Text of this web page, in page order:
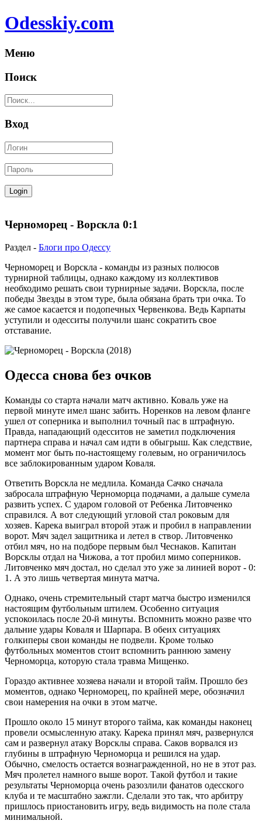
Odesskiy.com
Меню
Поиск
Вход
Черноморец - Ворскла 0:1
Раздел - Блоги про Одессу
Черноморец и Ворскла - команды из разных полюсов
турнирной таблицы, однако каждому из коллективов
необходимо решать свои турнирные задачи. Ворскла, после
победы Звезды в этом туре, была обязана брать три очка. То
же самое касается и подопечных Червенкова. Ведь Карпаты
уступили и одесситы получили шанс сократить свое
отставание.
Одесса снова без очков
Команды со старта начали матч активно. Коваль уже на
первой минуте имел шанс забить. Норенков на левом фланге
ушел от соперника и выполнил точный пас в штрафную.
Правда, нападающий одесситов не заметил подключения
партнера справа и начал сам идти в обыгрыш. Как следствие,
момент мог быть по-настоящему голевым, но ограничилось
все заблокированным ударом Коваля.
Ответить Ворскла не медлила. Команда Сачко сначала
забросала штрафную Черноморца подачами, а дальше сумела
развить успех. С ударом головой от Ребенка Литовченко
справился. А вот следующий угловой стал роковым для
хозяев. Карека выиграл второй этаж и пробил в направлении
ворот. Мяч задел защитника и летел в створ. Литовченко
отбил мяч, но на подборе первым был Чеснаков. Капитан
Ворсклы отдал на Чижова, а тот пробил мимо соперников.
Литовченко мяч достал, но сделал это уже за линией ворот - 0:
1. А это лишь четвертая минута матча.
Однако, очень стремительный старт матча быстро изменился
настоящим футбольным штилем. Особенно ситуация
успокоилась после 20-й минуты. Вспомнить можно разве что
дальние удары Коваля и Шарпара. В обеих ситуациях
голкиперы свои команды не подвели. Кроме только
футбольных моментов стоит вспомнить раннюю замену
Черноморца, которую стала травма Мищенко.
Гораздо активнее хозяева начали и второй тайм. Прошло без
моментов, однако Черноморец, по крайней мере, обозначил
свои намерения на очки в этом матче.
Прошло около 15 минут второго тайма, как команды наконец
провели осмысленную атаку. Карека принял мяч, развернулся
сам и развернул атаку Ворсклы справа. Саков ворвался из
глубины в штрафную Черноморца и решился на удар.
Обычно, смелость остается вознагражденной, но не в этот раз.
Мяч пролетел намного выше ворот. Такой футбол и такие
результаты Черноморца очень разозлили фанатов одесского
клуба и те масштабно зажгли. Сделали это так, что арбитру
пришлось приостановить игру, ведь видимость на поле стала
минимальной.